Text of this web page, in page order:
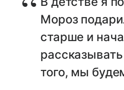
Мороз
старше и
того, мы